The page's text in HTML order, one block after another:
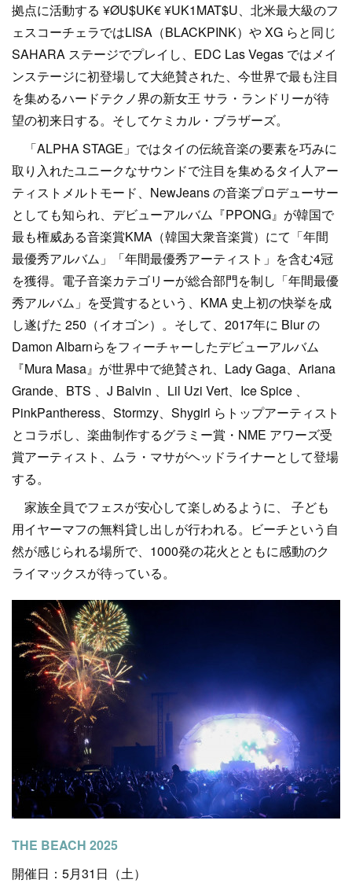
拠点に活動する ¥ØU$UK€ ¥UK1MAT$U、北米最大級のフ
ェスコーチェラではLISA（BLACKPINK）や XG らと同じ
SAHARA ステージでプレイし、EDC Las Vegas ではメイ
ンステージに初登場して大絶賛された、今世界で最も注目
を集めるハードテクノ界の新女王 サラ・ランドリーが待
望の初来日する。そしてケミカル・ブラザーズ。
「ALPHA STAGE」ではタイの伝統音楽の要素を巧みに
取り入れたユニークなサウンドで注目を集めるタイ人アー
ティストメルトモード、NewJeans の音楽プロデューサー
としても知られ、デビューアルバム『PPONG』が韓国で
最も権威ある音楽賞KMA（韓国大衆音楽賞）にて「年間
最優秀アルバム」「年間最優秀アーティスト」を含む4冠
を獲得。電子音楽カテゴリーが総合部門を制し「年間最優
秀アルバム」を受賞するという、KMA 史上初の快挙を成
し遂げた 250（イオゴン）。そして、2017年に Blur の
Damon Albarnらをフィーチャーしたデビューアルバム
『Mura Masa』が世界中で絶賛され、Lady Gaga、Ariana
Grande、BTS 、J Balvin 、Lil Uzi Vert、Ice Spice 、
PinkPantheress、Stormzy、Shygirl らトップアーティスト
とコラボし、楽曲制作するグラミー賞・NME アワーズ受
賞アーティスト、ムラ・マサがヘッドライナーとして登場
する。
家族全員でフェスが安心して楽しめるように、 子ども
用イヤーマフの無料貸し出しが行われる。ビーチという自
然が感じられる場所で、1000発の花火とともに感動のク
ライマックスが待っている。
THE BEACH 2025
開催日：5月31日（土）